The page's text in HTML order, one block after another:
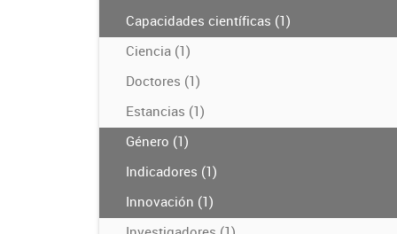
Capacidades científicas (1)
Ciencia (1)
Doctores (1)
Estancias (1)
Género (1)
Indicadores (1)
Innovación (1)